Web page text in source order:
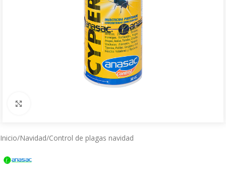
Inicio/Navidad/Control de plagas navidad